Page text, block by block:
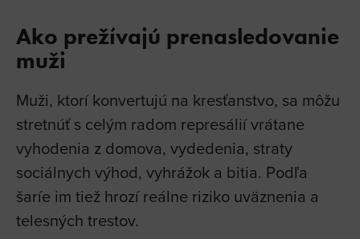
Ako prežívajú prenasledovanie
muži
Muži, ktorí konvertujú na kresťanstvo, sa môžu
stretnúť s celým radom represálií vrátane
vyhodenia z domova, vydedenia, straty
sociálnych výhod, vyhrážok a bitia. Podľa
šaríe im tiež hrozí reálne riziko uväznenia a
telesných trestov.